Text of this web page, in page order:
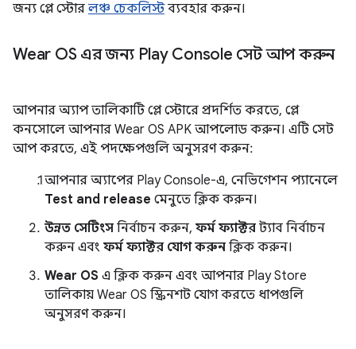
জন্য প্লে স্টোর লঞ্চ চেকলিস্টব্যবহার করুন।
Wear OS এর জন্য Play Console সেট আপ করুন
আপনার অ্যাপ তালিকাটি প্লে স্টোরে প্রদর্শিত করতে, প্লে
কনসোলে আপনার Wear OS APK আপলোড করুন। এটি সেট
আপ করতে, এই পদক্ষেপগুলি অনুসরণ করুন:
আপনার অ্যাপের Play Console-এ, নেভিগেশন প্যানেলে
Test and release মেনুতে ক্লিক করুন।
উন্নত সেটিংস নির্বাচন করুন, ফর্ম ফ্যাক্টর ট্যাব নির্বাচন
করুন এবং ফর্ম ফ্যাক্টর যোগ করুন ক্লিক করুন।
Wear OS এ ক্লিক করুন এবং আপনার Play Store
তালিকায় Wear OS স্ক্রিনশট যোগ করতে ধাপগুলি
অনুসরণ করুন।